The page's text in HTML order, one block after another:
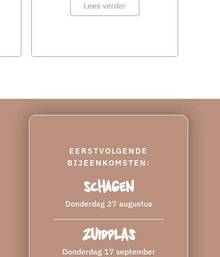
Lees verder
EERSTVOLGENDE
BIJEENKOMSTEN:
Schagen
Donderdag 27 augustus
Zuidplas
Donderdag 17 september